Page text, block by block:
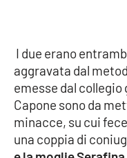
Cronaca
Cultura
Economia e Lavoro
I due erano
aggravata dal
emesse dal
Capone sono da
minacce, su cui
una coppia di